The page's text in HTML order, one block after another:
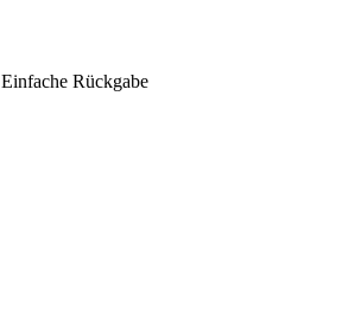
Einfache Rückgabe